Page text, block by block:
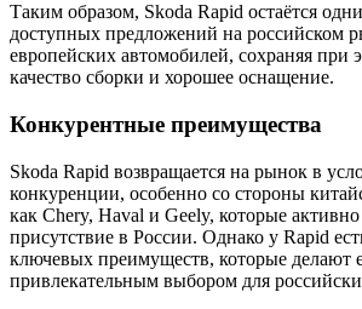
Таким образом, Skoda Rapid остаётся
доступных предложений на российском
европейских автомобилей, сохраняя при
качество сборки и хорошее оснащение.
Конкурентные преимущества
Skoda Rapid возвращается на рынок в
конкуренции, особенно со стороны
как Chery, Haval и Geely, которые
присутствие в России. Однако у Rapid
ключевых преимуществ, которые делают
привлекательным выбором для